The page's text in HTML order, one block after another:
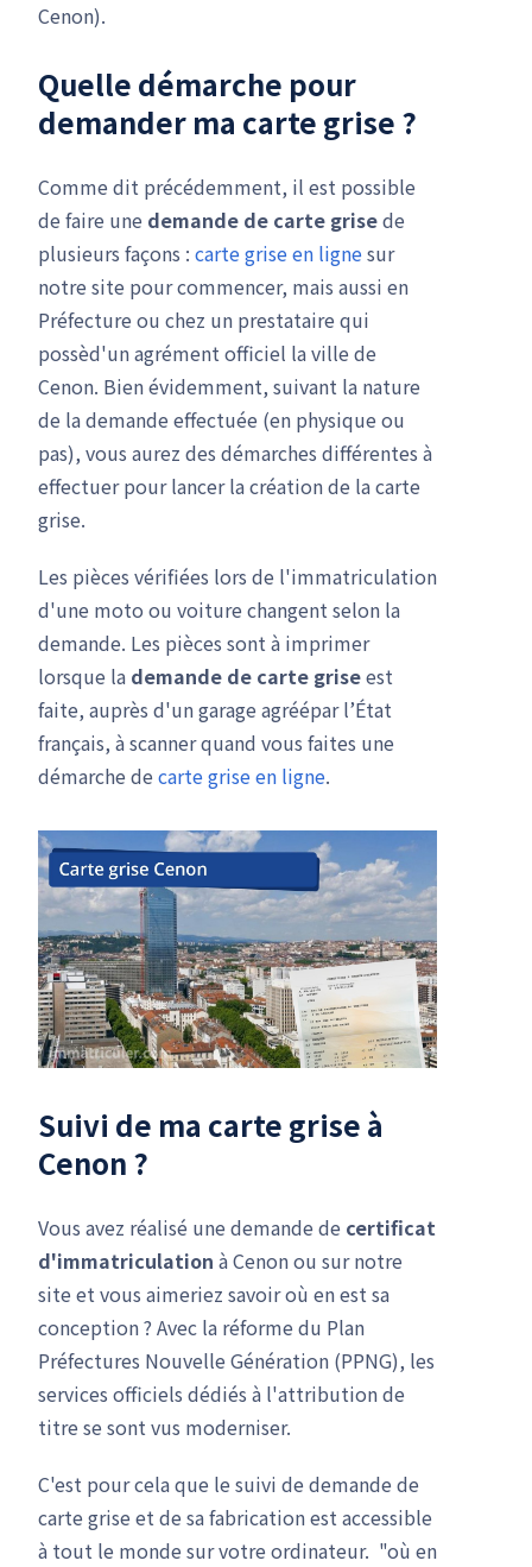
Cenon).
Quelle démarche pour
demander ma carte grise ?
Comme dit précédemment, il est possible
de faire une demande de carte grisede
plusieurs façons : carte grise en lignesur
notre site pour commencer, mais aussi en
Préfecture ou chez un prestataire qui
possèd'un agrément officiel la ville de
Cenon. Bien évidemment, suivant la nature
de la demande effectuée (en physique ou
pas), vous aurez des démarches différentes à
effectuer pour lancer la création de la carte
grise.
Les pièces vérifiées lors de l'immatriculation
d'une moto ou voiture changent selon la
demande. Les pièces sont à imprimer
lorsque la demande de carte griseest
faite, auprès d'un garage agréépar l’État
français, à scanner quand vous faites une
démarche de carte grise en ligne.
Suivi de ma carte grise à
Cenon ?
Vous avez réalisé une demande de certificat
d'immatriculation à Cenon ou sur notre
site et vous aimeriez savoir où en est sa
conception ? Avec la réforme du Plan
Préfectures Nouvelle Génération (PPNG), les
services officiels dédiés à l'attribution de
titre se sont vus moderniser.
C'est pour cela que le suivi de demande de
carte grise et de sa fabrication est accessible
à tout le monde sur votre ordinateur. "où en